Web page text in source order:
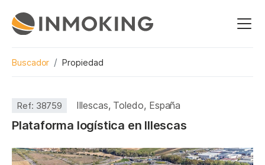
Buscador Propiedad
Ref: 38759 Illescas, Toledo, España
Plataforma logística en Illescas